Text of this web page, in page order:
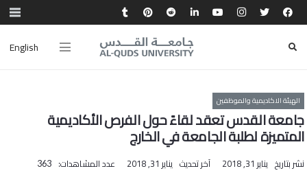
English
الهيئة الاكاديمية والموظفين
جامعة القدس تعقد لقاءً حول الفرص الأكاديمية
المتميزة لطلبة الجامعة في الخارج
نشر بتاريخ يناير 31, 2018 آخر تحديث يناير 31, 2018 عدد المشاهدات: 363